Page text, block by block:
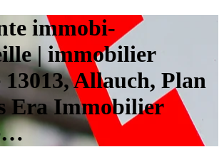
im­mobi­
| immobilier
Allauch, Plan
Era Immobilier